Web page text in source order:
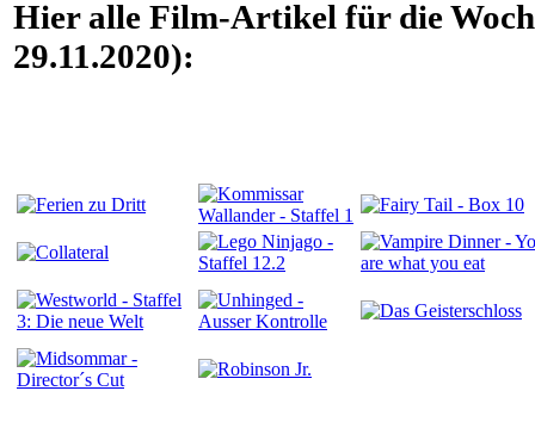
Hier alle Film-Artikel für die
29.11.2020):